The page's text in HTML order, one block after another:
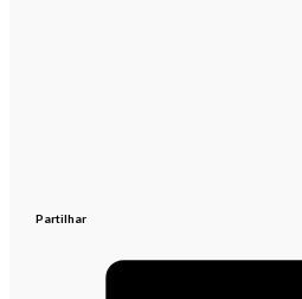
Partilhar